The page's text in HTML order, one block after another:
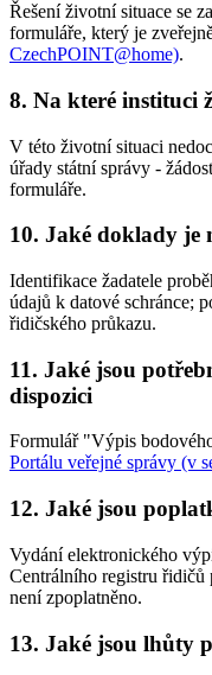
Řešení životní situace se
formuláře, který je
CzechPOINT@home).
8. Na které instituci
V této životní situaci
úřady státní správy -
formuláře.
10. Jaké doklady je
Identifikace žadatele
údajů k datové schránce;
řidičského průkazu.
11. Jaké jsou
dispozici
Formulář "Výpis
Portálu veřejné správy (v
12. Jaké jsou
Vydání elektronického
Centrálního registru
není zpoplatněno.
13. Jaké jsou lhůty